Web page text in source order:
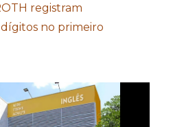
registram
no primeiro